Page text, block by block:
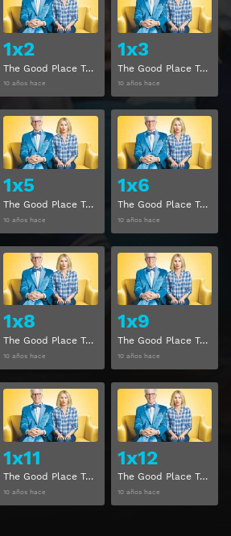
1x2
The Good Place Temporada 1 Capitulo 2
10 años hace
1x3
The Good Place Temporada 1 Capitulo 3
10 años hace
Ver
1x5
The Good Place Temporada 1 Capitulo 5
10 años hace
Ver
1x6
The Good Place Temporada 1 Capitulo 6
10 años hace
Ver
1x8
The Good Place Temporada 1 Capitulo 8
10 años hace
Ver
1x9
The Good Place Temporada 1 Capitulo 9
10 años hace
Ver
1x11
The Good Place Temporada 1 Capitulo 11
10 años hace
Ver
1x12
The Good Place Temporada 1 Capitulo 12
10 años hace